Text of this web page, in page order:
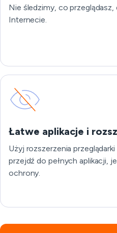
Nie śledzimy, co
Internecie.
Łatwe aplikacje i
Użyj rozszerzenia
przejdź do pełnych aplikacji,
ochrony.